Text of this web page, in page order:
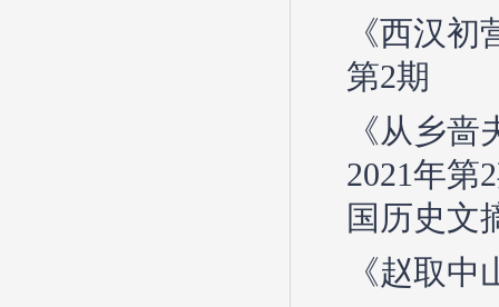
《西汉
第2期
《从乡
2021年第
国历史文
《赵取